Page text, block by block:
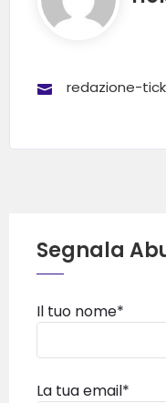
redazione-
Segnala
Il tuo nome*
La tua email*